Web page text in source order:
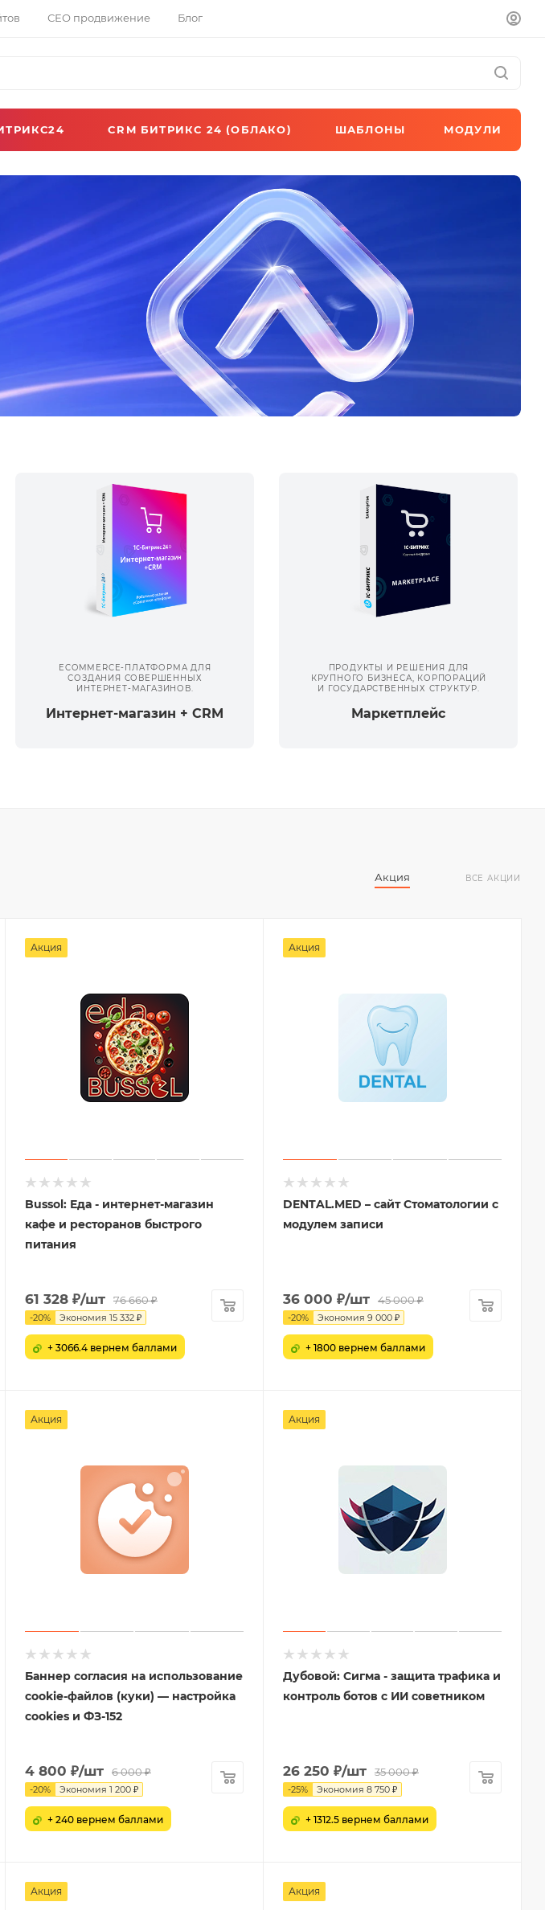
СЕО продвижение Блог
CRM БИТРИКС 24 (ОБЛАКО) ШАБЛОНЫ МОДУЛИ
ECOMMERCE-ПЛАТФОРМА ДЛЯ
СОЗДАНИЯ СОВЕРШЕННЫХ
ИНТЕРНЕТ-МАГАЗИНОВ.
Интернет-магазин + CRM
ПРОДУКТЫ И РЕШЕНИЯ ДЛЯ
КРУПНОГО БИЗНЕСА, КОРПОРАЦИЙ
И ГОСУДАРСТВЕННЫХ СТРУКТУР.
Маркетплейс
Акция ВСЕ АКЦИИ
Акция
Bussol: Еда - интернет-магазин
кафе и ресторанов быстрого
питания
61 328 ₽/шт 76 660₽
-20% Экономия 15 332 ₽
+ 3066.4 вернем баллами
Акция
DENTAL.MED – сайт Стоматологии с
модулем записи
36 000 ₽/шт 45 000₽
-20% Экономия 9 000 ₽
+ 1800 вернем баллами
Акция
Баннер согласия на использование
cookie-файлов (куки) — настройка
cookies и ФЗ-152
4 800 ₽/шт 6 000₽
-20% Экономия 1 200 ₽
+ 240 вернем баллами
Акция
Дубовой: Сигма - защита трафика и
контроль ботов с ИИ советником
26 250 ₽/шт 35 000₽
-25% Экономия 8 750 ₽
+ 1312.5 вернем баллами
Акция Акция